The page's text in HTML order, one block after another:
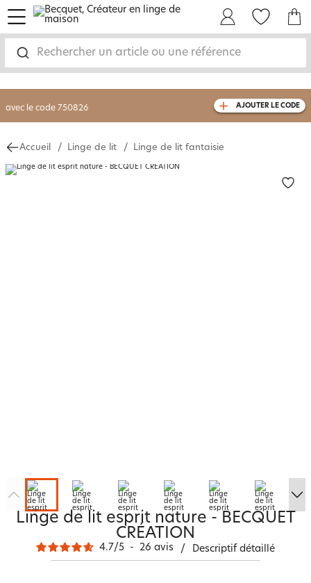
Rechercher un article ou une référence
menu
-30% sur votre commandedès 2 articles
livraison GRATUITEdès 110€ d'achat
avec le code 750826 AJOUTER LE CODE
Accueil Linge de lit Linge de lit fantaisie
Linge de lit esprit nature - BECQUET
CRÉATION
4.7/5 - 26 avis / Descriptif détaillé